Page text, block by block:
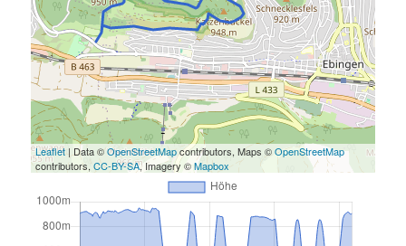
Leaflet | Data ©OpenStreetMapcontributors, Maps ©OpenStreetMap
contributors,CC-BY-SA, Imagery ©Mapbox